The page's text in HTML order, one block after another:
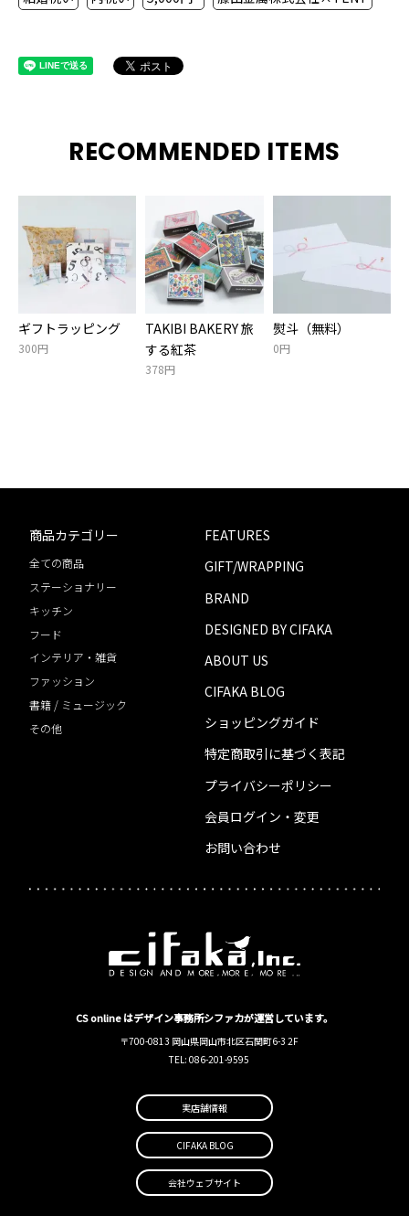
RECOMMENDED ITEMS
ギフトラッピング
300円
TAKIBI BAKERY 旅
する紅茶
378円
熨斗（無料）
0円
商品カテゴリー
全ての商品
ステーショナリー
キッチン
フード
インテリア・雑貨
ファッション
書籍 / ミュージック
その他
FEATURES
GIFT/WRAPPING
BRAND
DESIGNED BY CIFAKA
ABOUT US
CIFAKA BLOG
ショッピングガイド
特定商取引に基づく表記
プライバシーポリシー
会員ログイン・変更
お問い合わせ
CS online はデザイン事務所シファカが運営しています。
〒700-0813 岡山県岡山市北区石関町6-3 2F
TEL: 086-201-9595
実店舗情報
CIFAKA BLOG
会社ウェブサイト